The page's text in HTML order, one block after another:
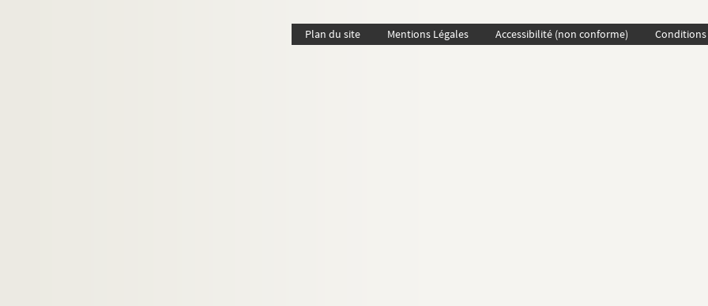
Plan du site Mentions Légales Accessibilité (non conforme)